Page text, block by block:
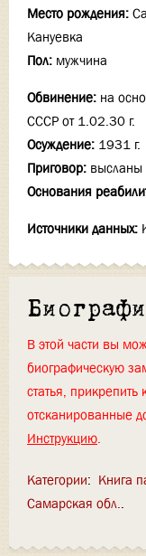
Место рождения:
Кануевка
Пол: мужчина
Обвинение: на
СССР от 1.02.30 г.
Осуждение: 1931 г.
Приговор: высланы
Основания
Источники данных:
В этой части вы
биографическую
статья,
отсканированные
Инструкцию.
Категории: Книга
Самарская обл.